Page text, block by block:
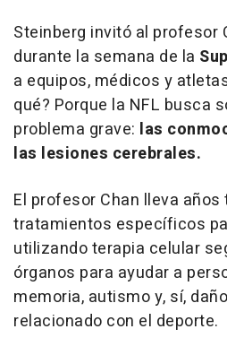
Steinberg invitó al profesor
durante la semana de la
a equipos, médicos y
qué? Porque la NFL busca
problema grave: las
las lesiones cerebrales.
El profesor Chan lleva
tratamientos específicos
utilizando terapia celular
órganos para ayudar a
memoria, autismo y, sí,
relacionado con el deporte.